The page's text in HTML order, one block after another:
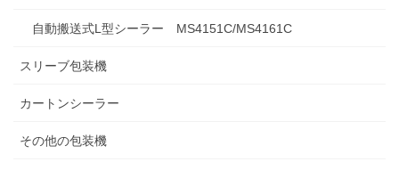
自動搬送式L型シーラー MS4151C/MS4161C
スリーブ包装機
カートンシーラー
その他の包装機